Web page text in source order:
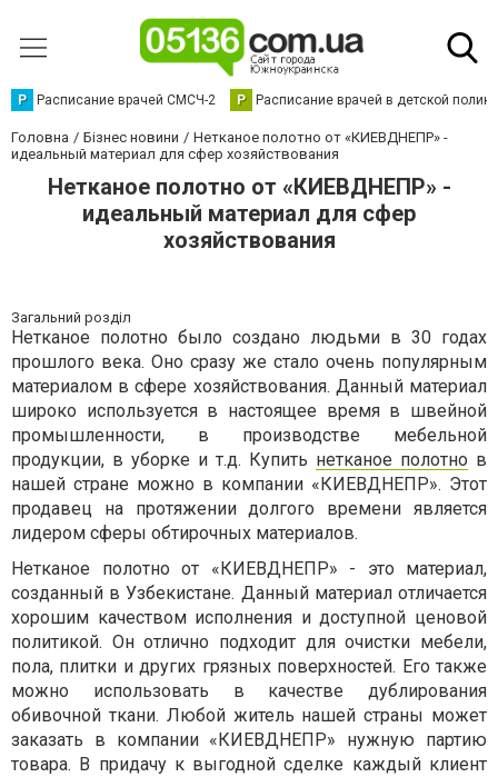
Р Расписание врачей СМСЧ-2 Р Расписание врачей в детской
Головна Бізнес новини
Нетканое полотно от «КИЕВДНЕПР» -
идеальный материал для сфер хозяйствования
Нетканое полотно от «КИЕВДНЕПР» -
идеальный материал для сфер
хозяйствования
Загальний розділ
Нетканое полотно было создано людьми в 30 годах
прошлого века. Оно сразу же стало очень популярным
материалом в сфере хозяйствования. Данный материал
широко используется в настоящее время в швейной
промышленности, в производстве мебельной
продукции, в уборке и т.д. Купить нетканое полотно в
нашей стране можно в компании «КИЕВДНЕПР». Этот
продавец на протяжении долгого времени является
лидером сферы обтирочных материалов.
Нетканое полотно от «КИЕВДНЕПР» - это материал,
созданный в Узбекистане. Данный материал отличается
хорошим качеством исполнения и доступной ценовой
политикой. Он отлично подходит для очистки мебели,
пола, плитки и других грязных поверхностей. Его также
можно использовать в качестве дублирования
обивочной ткани. Любой житель нашей страны может
заказать в компании «КИЕВДНЕПР» нужную партию
товара. В придачу к выгодной сделке каждый клиент